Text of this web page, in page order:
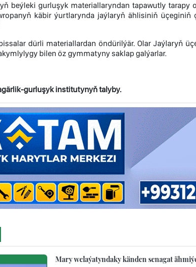
beýleki gurluşyk materiallaryndan tapawutly
käbir ýurtlarynda jaýlaryň ählisiniň
dürli materiallardan öndürilýär. Olar Jaýlaryň
bilen öz gymmatyny saklap galýarlar.
gurluşyk institutynyň talyby.
Mary welaýatyndaky känden senagat